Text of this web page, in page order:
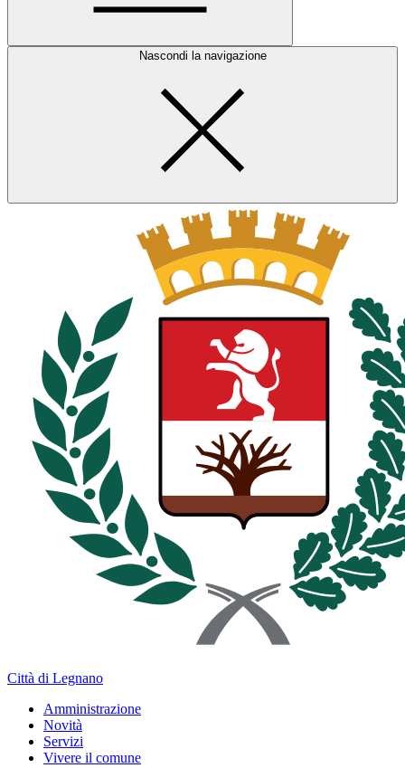
Nascondi la navigazione
Città di Legnano
Amministrazione
Novità
Servizi
Vivere il comune